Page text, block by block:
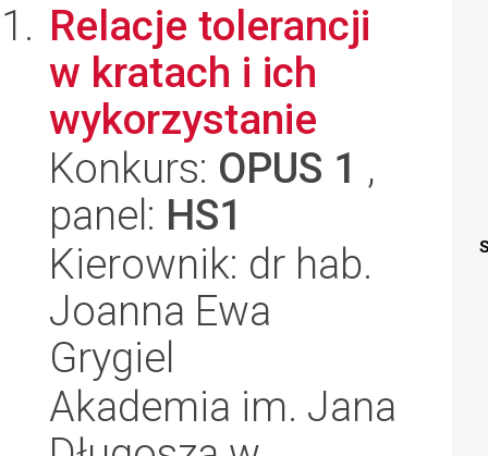
Relacje tolerancji
w kratach i ich
wykorzystanie
Konkurs: OPUS 1 ,
panel: HS1
Kierownik: dr hab.
Joanna Ewa
Grygiel
Akademia im. Jana